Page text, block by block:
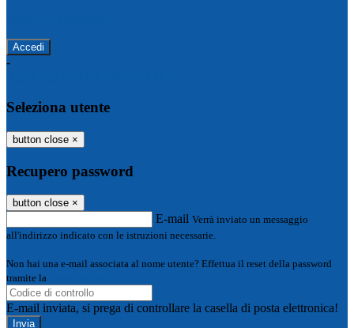
-
Seleziona utente
button close ×
Recupero password
button close ×
E-mail Verrà inviato un messaggio
all'indirizzo indicato con le istruzioni necessarie.
Non hai una e-mail associata al nome utente? Effettua il reset della password
tramite la
E-mail inviata, si prega di controllare la casella di posta elettronica!